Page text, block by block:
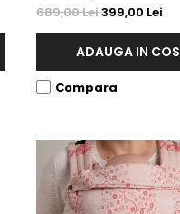
689,00 Lei399,00 Lei
ADAUGA IN COS
Compara